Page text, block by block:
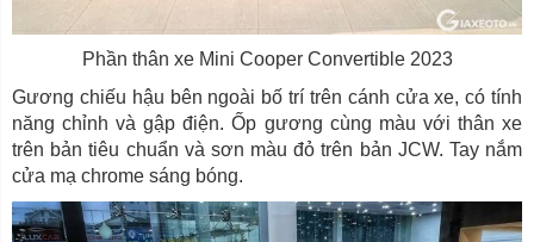
Phần thân xe Mini Cooper Convertible 2023
Gương chiếu hậu bên ngoài bố trí trên cánh cửa xe, có tính
năng chỉnh và gập điện. Ốp gương cùng màu với thân xe
trên bản tiêu chuẩn và sơn màu đỏ trên bản JCW. Tay nắm
cửa mạ chrome sáng bóng.